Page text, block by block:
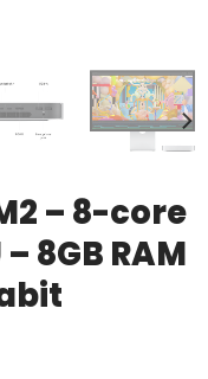
– 8-core
8GB RAM